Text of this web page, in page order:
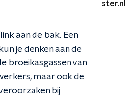
aan de bak. Een
je denken aan de
broeikasgassen van
maar ook de
bij
ster.nl